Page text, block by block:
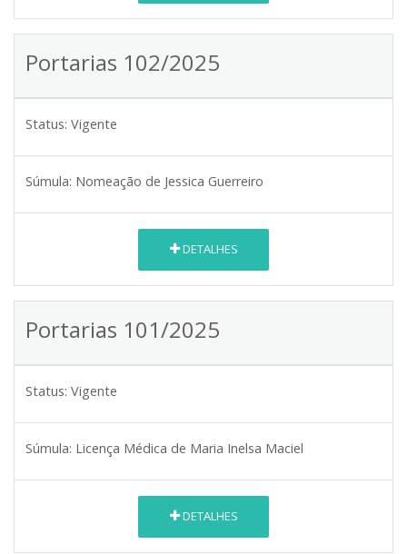
Portarias 102/2025
Status: Vigente
Súmula: Nomeação de Jessica Guerreiro
DETALHES
Portarias 101/2025
Status: Vigente
Súmula: Licença Médica de Maria Inelsa Maciel
DETALHES